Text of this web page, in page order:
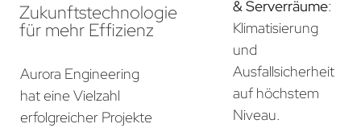
Zukunftstechnologie
für mehr Effizienz
Aurora Engineering
hat eine Vielzahl
erfolgreicher Projekte
& Serverräume:
Klimatisierung
und
Ausfallsicherheit
auf höchstem
Niveau.